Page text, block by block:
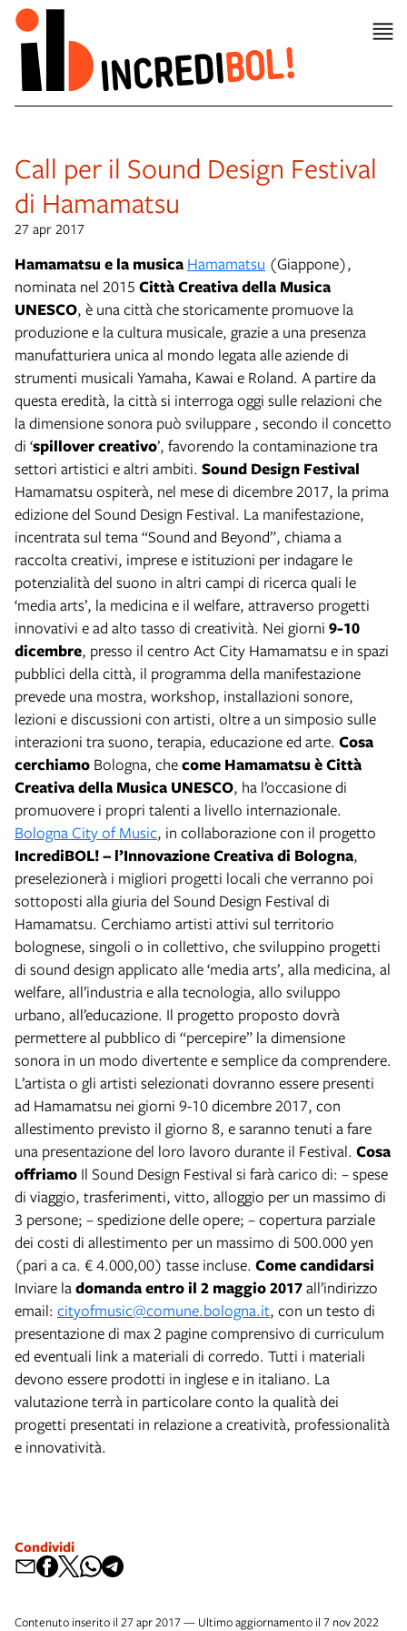
Call per il Sound Design Festival
di Hamamatsu
27 apr 2017
Hamamatsu e la musica Hamamatsu (Giappone),
nominata nel 2015 Città Creativa della Musica
UNESCO, è una città che storicamente promuove la
produzione e la cultura musicale, grazie a una presenza
manufatturiera unica al mondo legata alle aziende di
strumenti musicali Yamaha, Kawai e Roland. A partire da
questa eredità, la città si interroga oggi sulle relazioni che
la dimensione sonora può sviluppare , secondo il concetto
di ‘spillover creativo’, favorendo la contaminazione tra
settori artistici e altri ambiti. Sound Design Festival
Hamamatsu ospiterà, nel mese di dicembre 2017, la prima
edizione del Sound Design Festival. La manifestazione,
incentrata sul tema “Sound and Beyond”, chiama a
raccolta creativi, imprese e istituzioni per indagare le
potenzialità del suono in altri campi di ricerca quali le
‘media arts’, la medicina e il welfare, attraverso progetti
innovativi e ad alto tasso di creatività. Nei giorni 9-10
dicembre, presso il centro Act City Hamamatsu e in spazi
pubblici della città, il programma della manifestazione
prevede una mostra, workshop, installazioni sonore,
lezioni e discussioni con artisti, oltre a un simposio sulle
interazioni tra suono, terapia, educazione ed arte. Cosa
cerchiamo Bologna, checome Hamamatsu è Città
Creativa della Musica UNESCO, ha l’occasione di
promuovere i propri talenti a livello internazionale.
Bologna City of Music, in collaborazione con il progetto
IncrediBOL! – l’Innovazione Creativa di Bologna,
preselezionerà i migliori progetti locali che verranno poi
sottoposti alla giuria del Sound Design Festival di
Hamamatsu. Cerchiamo artisti attivi sul territorio
bolognese, singoli o in collettivo, che sviluppino progetti
di sound design applicato alle ‘media arts’, alla medicina, al
welfare, all’industria e alla tecnologia, allo sviluppo
urbano, all’educazione. Il progetto proposto dovrà
permettere al pubblico di “percepire” la dimensione
sonora in un modo divertente e semplice da comprendere.
L’artista o gli artisti selezionati dovranno essere presenti
ad Hamamatsu nei giorni 9-10 dicembre 2017, con
allestimento previsto il giorno 8, e saranno tenuti a fare
una presentazione del loro lavoro durante il Festival. Cosa
offriamo Il Sound Design Festival si farà carico di: – spese
di viaggio, trasferimenti, vitto, alloggio per un massimo di
3 persone; – spedizione delle opere; – copertura parziale
dei costi di allestimento per un massimo di 500.000 yen
(pari a ca. € 4.000,00) tasse incluse. Come candidarsi
Inviare ladomanda entro il 2 maggio 2017all’indirizzo
email: cityofmusic@comune.bologna.it, con un testo di
presentazione di max 2 pagine comprensivo di curriculum
ed eventuali link a materiali di corredo. Tutti i materiali
devono essere prodotti in inglese e in italiano. La
valutazione terrà in particolare conto la qualità dei
progetti presentati in relazione a creatività, professionalità
e innovatività.
Condividi
Contenuto inserito il 27 apr 2017 — Ultimo aggiornamento il 7 nov 2022